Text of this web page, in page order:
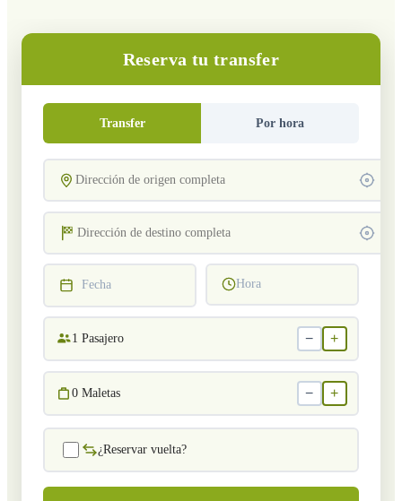
Reserva tu transfer
Transfer Por hora
Fecha Hora
1 Pasajero − +
0 Maletas − +
¿Reservar vuelta?